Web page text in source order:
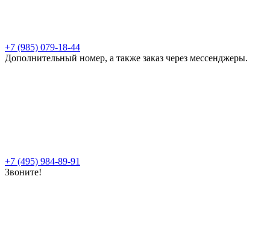
+7 (985) 079-18-44
Дополнительный номер, а также заказ через мессенджеры.
+7 (495) 984-89-91
Звоните!